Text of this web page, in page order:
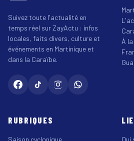
Suivez toute l'actualité en
temps réel sur ZayActu : infos
locales, faits divers, culture et
événements en Martinique et
dans la Caraïbe.
À
RUBRIQUES
Saison cyclonique
Qui